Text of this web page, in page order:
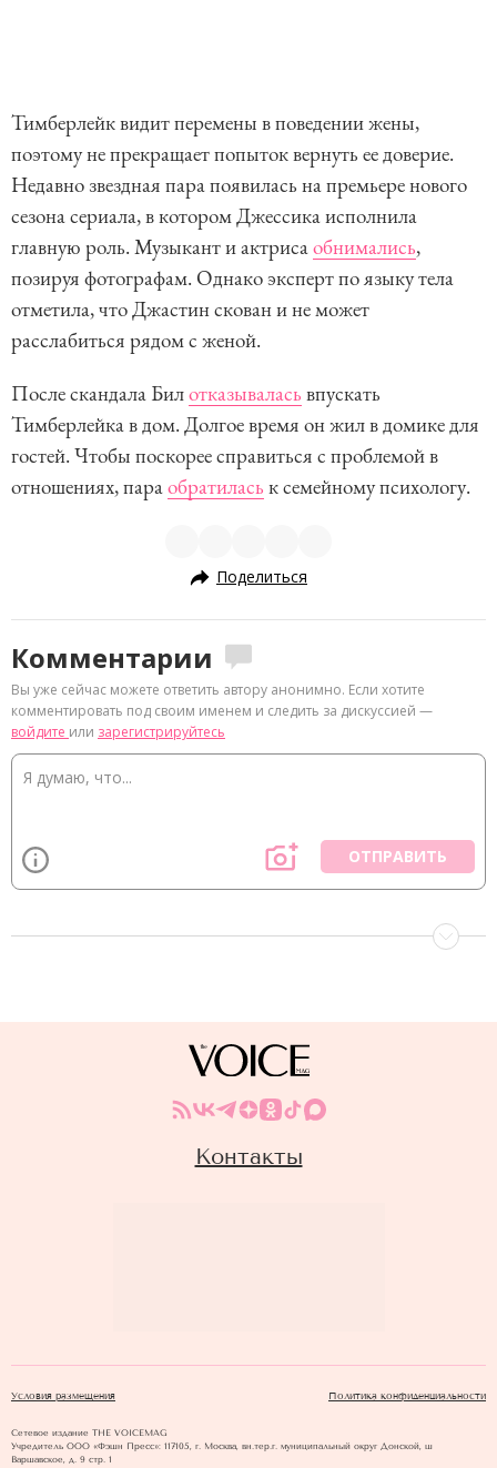
Тимберлейк видит перемены в поведении жены,
поэтому не прекращает попыток вернуть ее доверие.
Недавно звездная пара появилась на премьере нового
сезона сериала, в котором Джессика исполнила
главную роль. Музыкант и актрисаобнимались,
позируя фотографам. Однако эксперт по языку тела
отметила, что Джастин скован и не может
расслабиться рядом с женой.
После скандала Билотказывалась впускать
Тимберлейка в дом. Долгое время он жил в домике для
гостей. Чтобы поскорее справиться с проблемой в
отношениях, параобратилась к семейному психологу.
Поделиться
Комментарии
Вы уже сейчас можете ответить автору анонимно. Если хотите
комментировать под своим именем и следить за дискуссией —
войдите или зарегистрируйтесь
ОТПРАВИТЬ
Контакты
Условия размещения Политика конфиденциальности
Сетевое издание THE VOICEMAG
Учредитель ООО «Фэшн Пресс»: 117105, г. Москва, вн.тер.г. муниципальный округ Донской, ш
Варшавское, д. 9 стр. 1